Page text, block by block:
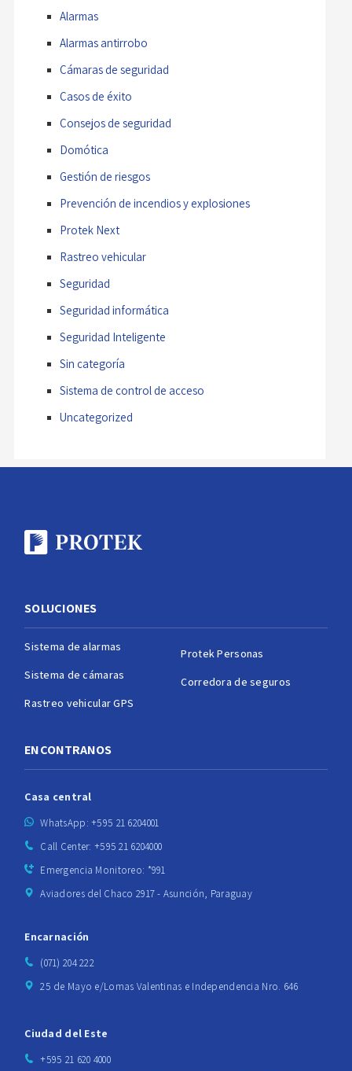
Alarmas
Alarmas antirrobo
Cámaras de seguridad
Casos de éxito
Consejos de seguridad
Domótica
Gestión de riesgos
Prevención de incendios y explosiones
Protek Next
Rastreo vehicular
Seguridad
Seguridad informática
Seguridad Inteligente
Sin categoría
Sistema de control de acceso
Uncategorized
SOLUCIONES
Sistema de alarmas
Sistema de cámaras
Rastreo vehicular GPS
Protek Personas
Corredora de seguros
ENCONTRANOS
Casa central
WhatsApp: +595 21 6204001
Call Center: +595 21 6204000
Emergencia Monitoreo: *991
Aviadores del Chaco 2917 - Asunción, Paraguay
Encarnación
(071) 204 222
25 de Mayo e/Lomas Valentinas e Independencia Nro. 646
Ciudad del Este
+595 21 620 4000